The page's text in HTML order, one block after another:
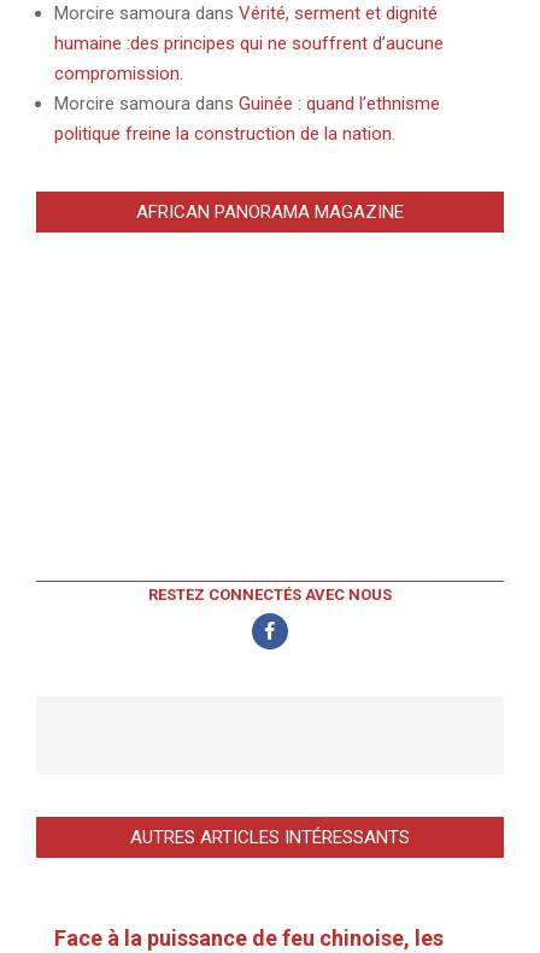
Morcire samoura dans Vérité, serment et dignité
humaine :des principes qui ne souffrent d’aucune
compromission.
Morcire samoura dans Guinée : quand l’ethnisme
politique freine la construction de la nation.
AFRICAN PANORAMA MAGAZINE
RESTEZ CONNECTÉS AVEC NOUS
AUTRES ARTICLES INTÉRESSANTS
Face à la puissance de feu chinoise, les